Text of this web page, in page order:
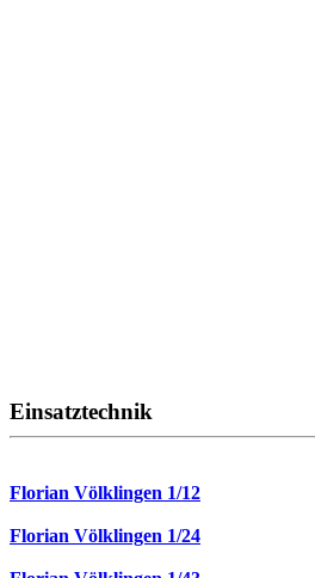
Einsatztechnik
Florian Völklingen 1/12
Florian Völklingen 1/24